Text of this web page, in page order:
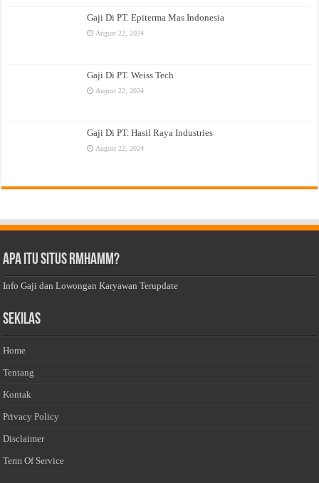
Gaji Di PT. Epiterma Mas Indonesia
August 22, 2024
Gaji Di PT. Weiss Tech
August 22, 2024
Gaji Di PT. Hasil Raya Industries
August 22, 2024
Apa Itu Situs Rmhamm?
Info Gaji dan Lowongan Karyawan Terupdate
Sekilas
Home
Tentang
Kontak
Privacy Policy
Disclaimer
Term Of Service